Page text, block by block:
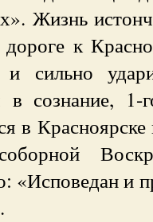
Жизнь
к
сильно
в сознание,
в
«Исповедан и